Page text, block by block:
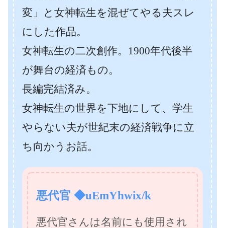
変」と女神転生を混ぜてやる夫スレ
にした作品。
女神転生の二次創作。1900年代後半
が舞台の経済もの。
長編完結済み。
女神転生の世界を下地にして、学生
やらない夫が世紀末の経済戦争に立
ち向かうお話。
悪代官 ◆uEmYhwix/k
悪代官さんは名前にも使用され